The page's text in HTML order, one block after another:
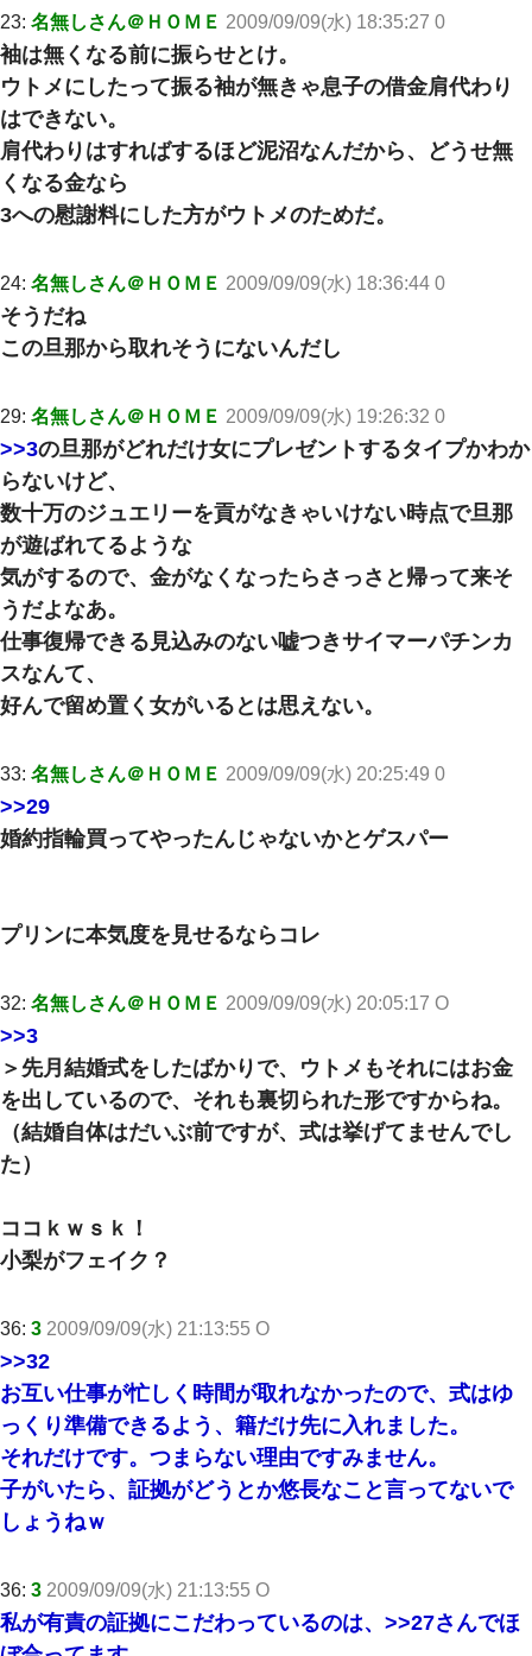
23: 名無しさん＠ＨＯＭＥ 2009/09/09(水) 18:35:27 0
袖は無くなる前に振らせとけ。
ウトメにしたって振る袖が無きゃ息子の借金肩代わり
はできない。
肩代わりはすればするほど泥沼なんだから、どうせ無
くなる金なら
3への慰謝料にした方がウトメのためだ。
24: 名無しさん＠ＨＯＭＥ 2009/09/09(水) 18:36:44 0
そうだね
この旦那から取れそうにないんだし
29: 名無しさん＠ＨＯＭＥ 2009/09/09(水) 19:26:32 0
>>3の旦那がどれだけ女にプレゼントするタイプかわか
らないけど、
数十万のジュエリーを貢がなきゃいけない時点で旦那
が遊ばれてるような
気がするので、金がなくなったらさっさと帰って来そ
うだよなあ。
仕事復帰できる見込みのない嘘つきサイマーパチンカ
スなんて、
好んで留め置く女がいるとは思えない。
33: 名無しさん＠ＨＯＭＥ 2009/09/09(水) 20:25:49 0
>>29
婚約指輪買ってやったんじゃないかとゲスパー
プリンに本気度を見せるならコレ
32: 名無しさん＠ＨＯＭＥ 2009/09/09(水) 20:05:17 O
>>3
＞先月結婚式をしたばかりで、ウトメもそれにはお金
を出しているので、それも裏切られた形ですからね。
（結婚自体はだいぶ前ですが、式は挙げてませんでし
た）
ココｋｗｓｋ！
小梨がフェイク？
36: 3 2009/09/09(水) 21:13:55 O
>>32
お互い仕事が忙しく時間が取れなかったので、式はゆ
っくり準備できるよう、籍だけ先に入れました。
それだけです。つまらない理由ですみません。
子がいたら、証拠がどうとか悠長なこと言ってないで
しょうねｗ
36: 3 2009/09/09(水) 21:13:55 O
私が有責の証拠にこだわっているのは、 >>27さんでほ